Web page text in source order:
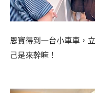
恩寶得到一台小車車，
己是來幹嘛！